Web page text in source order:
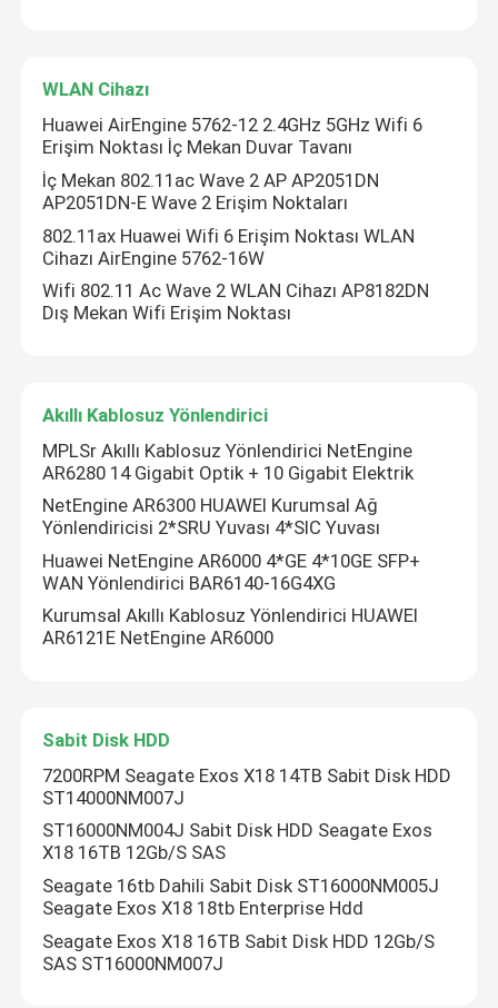
Ürün
Bizim Hakkımızda
Fabrika turu
Bizimle İletişim
Haberler
WLAN Cihazı
Huawei AirEngine 5762-12 2.4GHz 5GHz Wifi 6
Erişim Noktası İç Mekan Duvar Tavanı
İç Mekan 802.11ac Wave 2 AP AP2051DN
AP2051DN-E Wave 2 Erişim Noktaları
802.11ax Huawei Wifi 6 Erişim Noktası WLAN
Cihazı AirEngine 5762-16W
Wifi 802.11 Ac Wave 2 WLAN Cihazı AP8182DN
Dış Mekan Wifi Erişim Noktası
Akıllı Kablosuz Yönlendirici
MPLSr Akıllı Kablosuz Yönlendirici NetEngine
AR6280 14 Gigabit Optik + 10 Gigabit Elektrik
NetEngine AR6300 HUAWEI Kurumsal Ağ
Yönlendiricisi 2*SRU Yuvası 4*SIC Yuvası
Huawei NetEngine AR6000 4*GE 4*10GE SFP+
WAN Yönlendirici BAR6140-16G4XG
Kurumsal Akıllı Kablosuz Yönlendirici HUAWEI
AR6121E NetEngine AR6000
Sabit Disk HDD
7200RPM Seagate Exos X18 14TB Sabit Disk HDD
ST14000NM007J
ST16000NM004J Sabit Disk HDD Seagate Exos
X18 16TB 12Gb/S SAS
Seagate 16tb Dahili Sabit Disk ST16000NM005J
Seagate Exos X18 18tb Enterprise Hdd
Seagate Exos X18 16TB Sabit Disk HDD 12Gb/S
SAS ST16000NM007J